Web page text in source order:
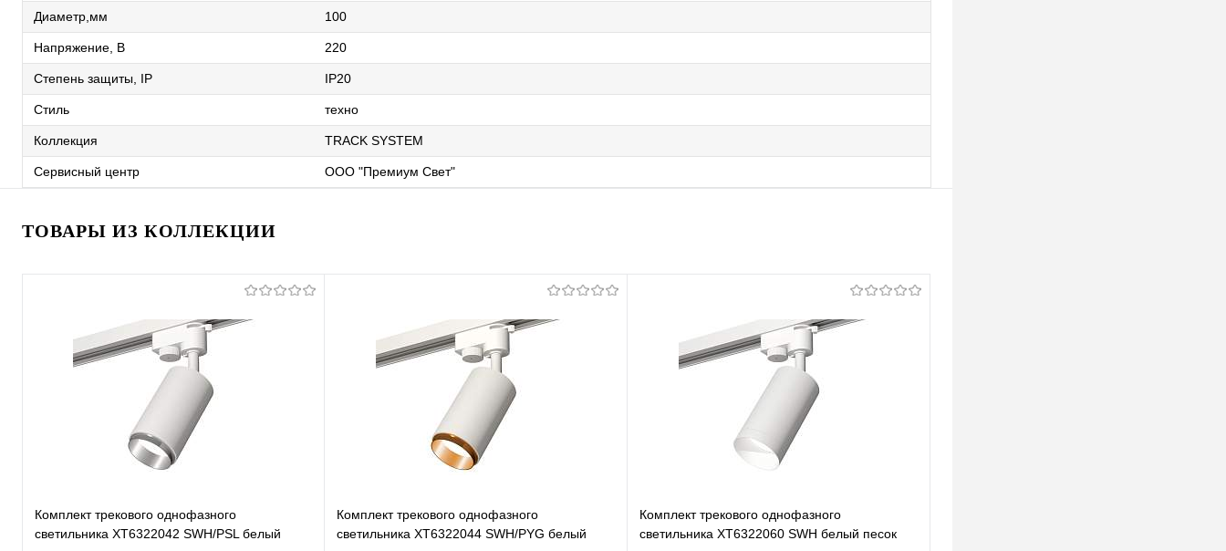
Диаметр,мм 100
Напряжение, В 220
Степень защиты, IP IP20
Стиль техно
Коллекция TRACK SYSTEM
Сервисный центр ООО "Премиум Свет"
ТОВАРЫ ИЗ КОЛЛЕКЦИИ
Комплект трекового однофазного
светильника XT6322042 SWH/PSL белый
Комплект трекового однофазного
светильника XT6322044 SWH/PYG белый
Комплект трекового однофазного
светильника XT6322060 SWH белый песок